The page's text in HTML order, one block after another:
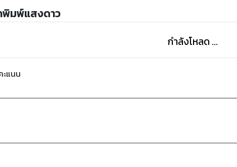
มพ์แสงดาว
กำลังโหลด ...
ะแนน